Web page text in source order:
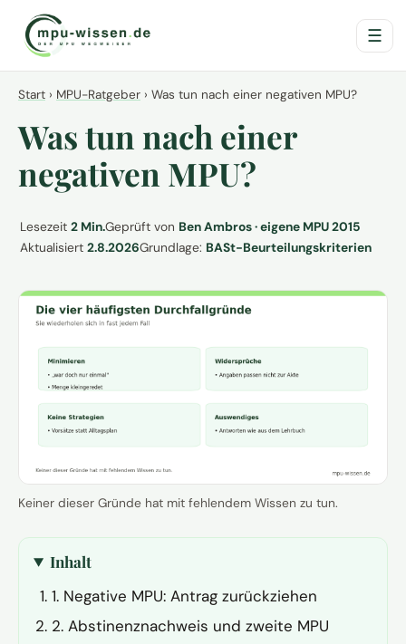
☰
Start › MPU-Ratgeber › Was tun nach einer negativen MPU?
Was tun nach einer
negativen MPU?
Lesezeit 2 Min.Geprüft von Ben Ambros · eigene MPU 2015
Aktualisiert 2.8.2026Grundlage: BASt-Beurteilungskriterien
Keiner dieser Gründe hat mit fehlendem Wissen zu tun.
Inhalt
1. Negative MPU: Antrag zurückziehen
2. Abstinenznachweis und zweite MPU